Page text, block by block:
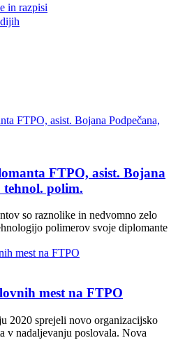
in razpisi
FTPO, asist. Bojana
tehnol. polim.
so raznolike in nedvomno zelo
polimerov svoje diplomante
mest na FTPO
2020 sprejeli novo organizacijsko
v nadaljevanju poslovala. Nova